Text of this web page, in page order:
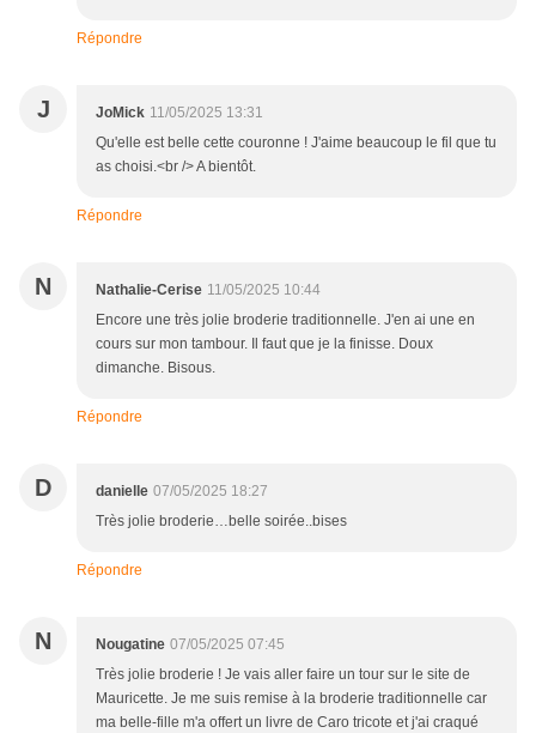
Répondre
J JoMick 11/05/2025 13:31
Qu'elle est belle cette couronne ! J'aime beaucoup le fil que tu
as choisi.<br /> A bientôt.
Répondre
N Nathalie-Cerise 11/05/2025 10:44
Encore une très jolie broderie traditionnelle. J'en ai une en
cours sur mon tambour. Il faut que je la finisse. Doux
dimanche. Bisous.
Répondre
D danielle 07/05/2025 18:27
Très jolie broderie…belle soirée..bises
Répondre
N Nougatine 07/05/2025 07:45
Très jolie broderie ! Je vais aller faire un tour sur le site de
Mauricette. Je me suis remise à la broderie traditionnelle car
ma belle-fille m'a offert un livre de Caro tricote et j'ai craqué